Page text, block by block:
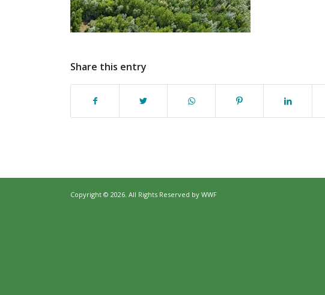
Share this entry
Copyright © 2026. All Rights Reserved by WWF